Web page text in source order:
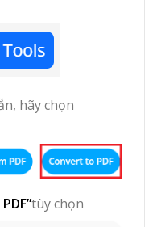
hãy chọn
tùy chọn